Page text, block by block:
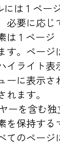
は 1 ペ
要に応
1 ページ
。ページ
ライト
ーに表示
ます。
ーを含む
保持す
のページ